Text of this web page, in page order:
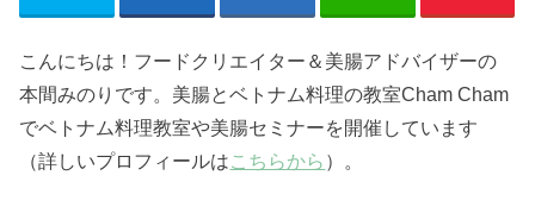
こんにちは！フードクリエイター＆美腸アドバイザーの
本間みのりです。美腸とベトナム料理の教室Cham Cham
でベトナム料理教室や美腸セミナーを開催しています
（詳しいプロフィールはこちらから ）。